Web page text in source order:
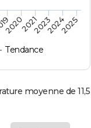
Tendance
20202021202320242025
moyenne de 11,5